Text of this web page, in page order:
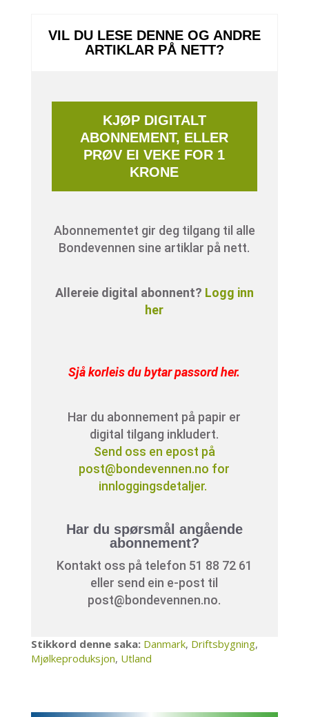
VIL DU LESE DENNE OG ANDRE
ARTIKLAR PÅ NETT?
KJØP DIGITALT
ABONNEMENT, ELLER
PRØV EI VEKE FOR 1
KRONE
Abonnementet gir deg tilgang til alle
Bondevennen sine artiklar på nett.
Allereie digital abonnent? Logg inn
her
Sjå korleis du bytar passord her.
Har du abonnement på papir er
digital tilgang inkludert.
Send oss en epost på
post@bondevennen.no for
innloggingsdetaljer.
Har du spørsmål angående
abonnement?
Kontakt oss på telefon 51 88 72 61
eller send ein e-post til
post@bondevennen.no.
Stikkord denne saka: Danmark, Driftsbygning,
Mjølkeproduksjon, Utland